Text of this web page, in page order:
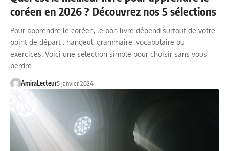
coréen en 2026 ? Découvrez nos 5 sélections
Pour apprendre le coréen, le bon livre dépend surtout de votre
point de départ : hangeul, grammaire, vocabulaire ou
exercices. Voici une sélection simple pour choisir sans vous
perdre.
AmiraLecteur5 janvier 2024